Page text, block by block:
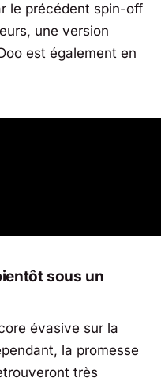
le précédent spin-off
une version
est également en
sous un
évasive sur la
la promesse
très